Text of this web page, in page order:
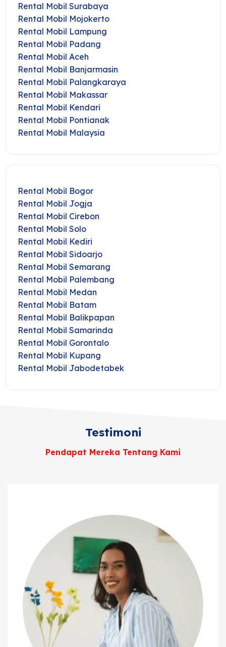
Rental Mobil Surabaya
Rental Mobil Mojokerto
Rental Mobil Lampung
Rental Mobil Padang
Rental Mobil Aceh
Rental Mobil Banjarmasin
Rental Mobil Palangkaraya
Rental Mobil Makassar
Rental Mobil Kendari
Rental Mobil Pontianak
Rental Mobil Malaysia
Rental Mobil Bogor
Rental Mobil Jogja
Rental Mobil Cirebon
Rental Mobil Solo
Rental Mobil Kediri
Rental Mobil Sidoarjo
Rental Mobil Semarang
Rental Mobil Palembang
Rental Mobil Medan
Rental Mobil Batam
Rental Mobil Balikpapan
Rental Mobil Samarinda
Rental Mobil Gorontalo
Rental Mobil Kupang
Rental Mobil Jabodetabek
Testimoni
Pendapat Mereka Tentang Kami